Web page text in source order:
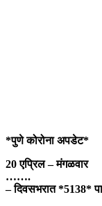
*पुणे कोरोना अपडेट*
20 एप्रिल – मंगळवार
…….
– दिवसभरात *5138*